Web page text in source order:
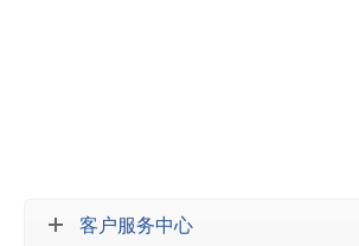
客户服务中心